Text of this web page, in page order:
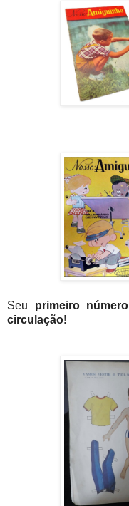
Seu primeiro número
circulação!